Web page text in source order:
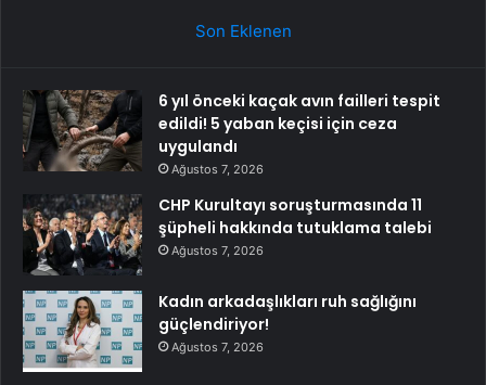
Son Eklenen
6 yıl önceki kaçak avın failleri tespit
edildi! 5 yaban keçisi için ceza
uygulandı
Ağustos 7, 2026
CHP Kurultayı soruşturmasında 11
şüpheli hakkında tutuklama talebi
Ağustos 7, 2026
Kadın arkadaşlıkları ruh sağlığını
güçlendiriyor!
Ağustos 7, 2026